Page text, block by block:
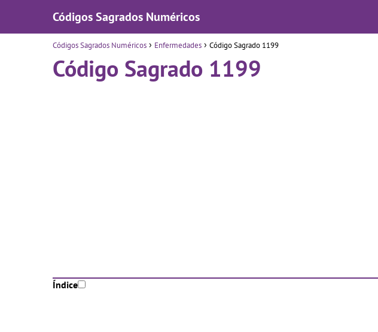
Códigos Sagrados Numéricos
Códigos Sagrados Numéricos Enfermedades Código Sagrado 1199
Código Sagrado 1199
Índice